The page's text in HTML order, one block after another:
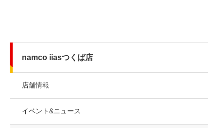
namco iiasつくば店
店舗情報
イベント&ニュース